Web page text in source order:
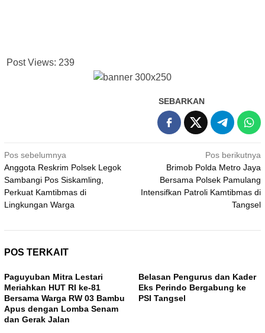
Post Views: 239
SEBARKAN
Navigasi
pos
Pos sebelumnya
Anggota Reskrim Polsek Legok
Sambangi Pos Siskamling,
Perkuat Kamtibmas di
Lingkungan Warga
Pos berikutnya
Brimob Polda Metro Jaya
Bersama Polsek Pamulang
Intensifkan Patroli Kamtibmas di
Tangsel
POS TERKAIT
Paguyuban Mitra Lestari
Meriahkan HUT RI ke-81
Bersama Warga RW 03 Bambu
Apus dengan Lomba Senam
dan Gerak Jalan
Belasan Pengurus dan Kader
Eks Perindo Bergabung ke
PSI Tangsel